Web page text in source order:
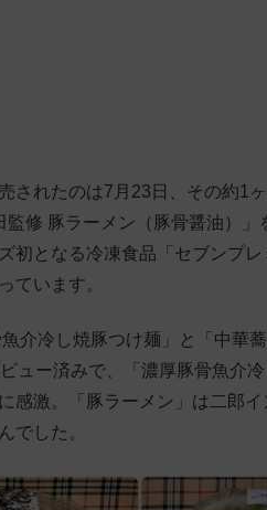
されたのは7月23日、その約1
監修 豚ラーメン（豚骨醤油）
初となる冷凍食品「セブンプ
ています。
介冷し焼豚つけ麺」と「中華
ュー済みで、「濃厚豚骨魚介
感激。「豚ラーメン」は二郎
でした。